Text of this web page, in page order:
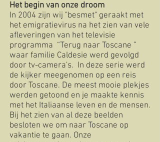
Het begin van onze droom
In 2004 zijn wij "besmet" geraakt met
het emigratievirus na het zien van vele
afleveringen van het televisie
programma “Terug naar Toscane ”
waar familie Caldesie werd gevolgd
door tv-camera's. In deze serie werd
de kijker meegenomen op een reis
door Toscane. De meest mooie plekjes
werden getoond en je maakte kennis
met het Italiaanse leven en de mensen.
Bij het zien van al deze beelden
besloten we om naar Toscane op
vakantie te gaan. Onze